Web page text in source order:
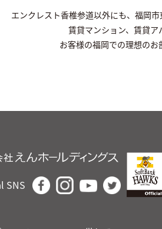
エンクレスト香椎参道以外にも、福岡
賃貸マンション、賃貸
お客様の福岡での理想の
SNS